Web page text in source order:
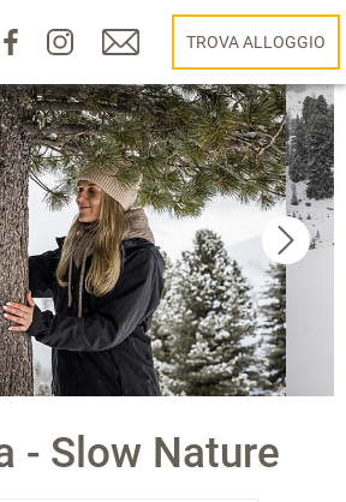
TROVA ALLOGGIO
- Slow Nature